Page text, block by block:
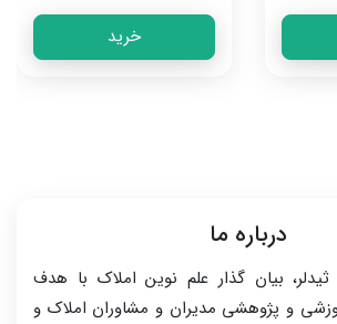
خرید
درباره ما
بیان گذار علم نوین املاک با هدف
و پژوهشی مدیران و مشاوران املاک و